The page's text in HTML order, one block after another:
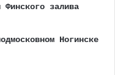
Финского залива
Ногинске